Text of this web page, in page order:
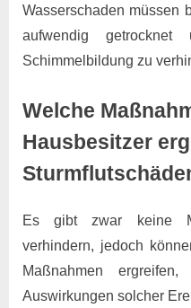
Wasserschaden müssen
aufwendig
Schimmelbildung zu
Welche
Hausbesitzer
Es gibt zwar keine
verhindern, jedoch
Maßnahmen
Auswirkungen solcher